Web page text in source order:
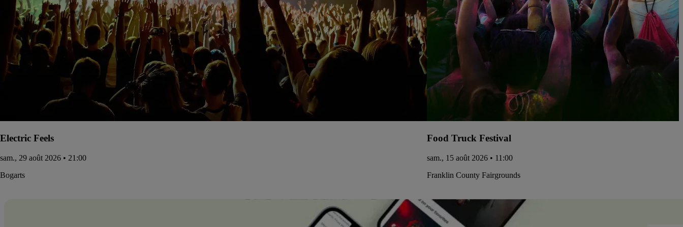
Electric Feels
sam., 29 août 2026 • 21:00
Bogarts
Food Truck Festival
sam., 15 août 2026 • 11:00
Franklin County Fairgrounds